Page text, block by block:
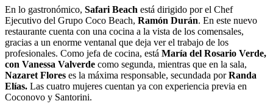
En lo gastronómico, Safari Beach está dirigido por el Chef
Ejecutivo del Grupo Coco Beach, Ramón Durán. En este nuevo
restaurante cuenta con una cocina a la vista de los comensales,
gracias a un enorme ventanal que deja ver el trabajo de los
profesionales. Como jefa de cocina, está María del Rosario Verde,
con Vanessa Valverde como segunda, mientras que en la sala,
Nazaret Flores es la máxima responsable, secundada porRanda
Elías. Las cuatro mujeres cuentan ya con experiencia previa en
Coconovo y Santorini.